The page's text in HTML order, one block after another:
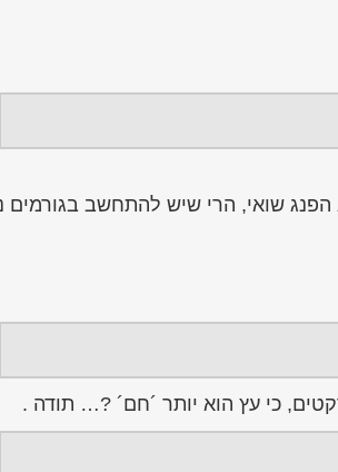
הפנג שואי, הרי שיש להתחשב
כי עץ הוא יותר ´חם´ ?… תודה .